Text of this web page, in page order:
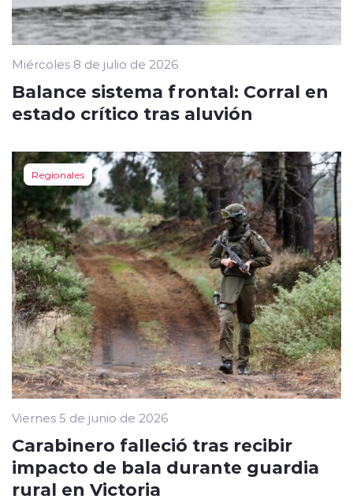
Miércoles 8 de julio de 2026
Balance sistema frontal: Corral en
estado crítico tras aluvión
Regionales
Viernes 5 de junio de 2026
Carabinero falleció tras recibir
impacto de bala durante guardia
rural en Victoria